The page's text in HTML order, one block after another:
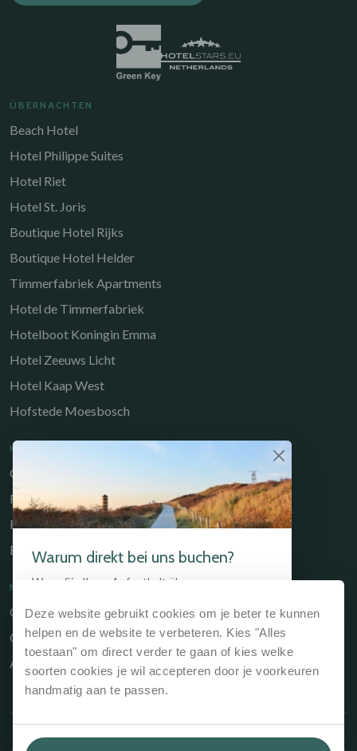
Deze website gebruikt cookies om je beter te kunnen
helpen en de website te verbeteren. Kies "Alles
toestaan" om direct verder te gaan of kies welke
soorten cookies je wil accepteren door je voorkeuren
handmatig aan te passen.
Warum direkt bei uns buchen?
Wenn Sie Ihren Aufenthalt über unsere
direkt an der Rezeption buchen, ist das immer
der günstigste Weg. Wir garantieren den
besten Preis und den besten Service.
Bestpreisgarantie, immer der günstigste
Preis
Die Möglichkeit günstige Arrangements zu
ÜBERNACHTEN
Beach Hotel
Hotel Philippe Suites
Hotel Riet
Hotel St. Joris
Boutique Hotel Rijks
Boutique Hotel Helder
Timmerfabriek Apartments
Hotel de Timmerfabriek
Hotelboot Koningin Emma
Hotel Zeeuws Licht
Hotel Kaap West
Hofstede Moesbosch
KULINARISCHE
Gastrobar de Timmerfabriek
Restaurant Chabot
Restaurant Catch
Brasserie de Walvis
NÜTZLICHE LINKS
Owners Portal
Geschenkgutschein
Allgemeine Geschäftsbedingungen
Copyright © 2026 Kloeg Collection